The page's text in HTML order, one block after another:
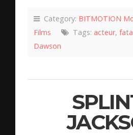
Category: BITMOTION
Films
Tags: acteur,
Dawson